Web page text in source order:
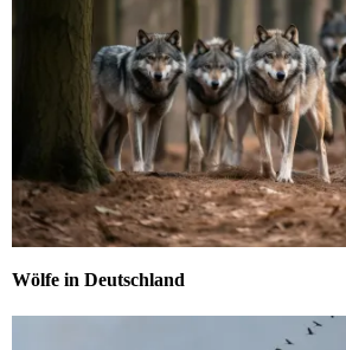
Wölfe in Deutschland